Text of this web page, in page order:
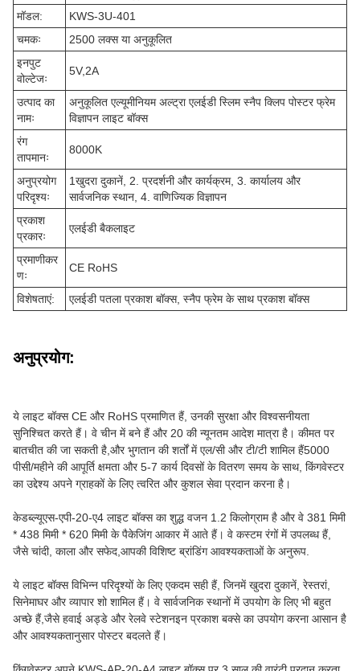
मॉडल:
KWS-3U-401
चमकः
2500 लक्स या अनुकूलित
इनपुट
वोल्टेजः
5V,2A
उत्पाद का
नामः
अनुकूलित एल्यूमीनियम अल्ट्रा एलईडी स्लिम स्नैप क्लिप पोस्टर फ्रेम
विज्ञापन लाइट बॉक्स
रंग
तापमानः
8000K
अनुप्रयोग
परिदृश्यः
1खुदरा दुकानें, 2. प्रदर्शनी और कार्यक्रम, 3. कार्यालय और
सार्वजनिक स्थान, 4. वाणिज्यिक विज्ञापन
प्रकाश
प्रकारः
एलईडी बैकलाइट
प्रमाणीकर
णः
CE RoHS
विशेषताएं: एलईडी पतला प्रकाश बॉक्स, स्नैप फ्रेम के साथ प्रकाश बॉक्स
अनुप्रयोग:
ये लाइट बॉक्स CE और RoHS प्रमाणित हैं, उनकी सुरक्षा और विश्वसनीयता
सुनिश्चित करते हैं। वे चीन में बने हैं और 20 की न्यूनतम आदेश मात्रा है। कीमत पर
बातचीत की जा सकती है,और भुगतान की शर्तों में एल/सी और टी/टी शामिल हैं5000
पीसी/महीने की आपूर्ति क्षमता और 5-7 कार्य दिवसों के वितरण समय के साथ, किंगवेस्टर
का उद्देश्य अपने ग्राहकों के लिए त्वरित और कुशल सेवा प्रदान करना है।
केडब्ल्यूएस-एपी-20-ए4 लाइट बॉक्स का शुद्ध वजन 1.2 किलोग्राम है और वे 381 मिमी
* 438 मिमी * 620 मिमी के पैकेजिंग आकार में आते हैं। वे कस्टम रंगों में उपलब्ध हैं,
जैसे चांदी, काला और सफेद,आपकी विशिष्ट ब्रांडिंग आवश्यकताओं के अनुरूप.
ये लाइट बॉक्स विभिन्न परिदृश्यों के लिए एकदम सही हैं, जिनमें खुदरा दुकानें, रेस्तरां,
सिनेमाघर और व्यापार शो शामिल हैं। वे सार्वजनिक स्थानों में उपयोग के लिए भी बहुत
अच्छे हैं,जैसे हवाई अड्डे और रेलवे स्टेशनइन प्रकाश बक्से का उपयोग करना आसान है
और आवश्यकतानुसार पोस्टर बदलते हैं।